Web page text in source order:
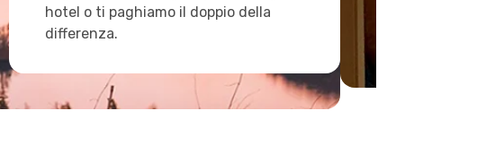
hotel o ti paghiamo il doppio della
differenza.